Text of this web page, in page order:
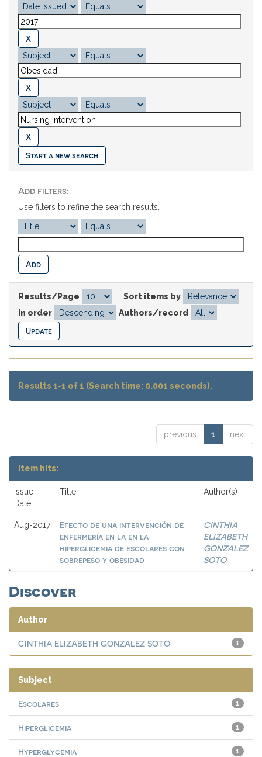
Start a new search
Add filters:
Use filters to refine the search results.
Results/Page
Sort items by
In order
Authors/record
Results 1-1 of 1 (Search time: 0.001 seconds).
previous 1 next
Item hits:
Issue
Date
Title Author(s)
Aug-2017
Efecto de una intervención de
enfermería en la en la
hiperglicemia de escolares con
sobrepeso y obesidad
CINTHIA
ELIZABETH
GONZALEZ
SOTO
Discover
Author
1
CINTHIA ELIZABETH GONZALEZ SOTO
Subject
1
Escolares
1
Hiperglicemia
1
Hyperglycemia